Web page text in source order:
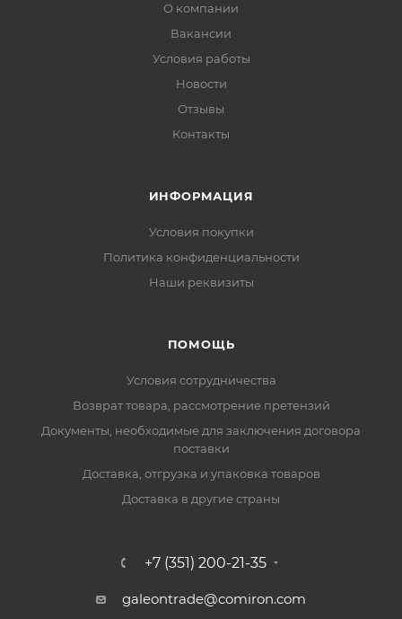
О компании
Вакансии
Условия работы
Новости
Отзывы
Контакты
ИНФОРМАЦИЯ
Условия покупки
Политика конфиденциальности
Наши реквизиты
ПОМОЩЬ
Условия сотрудничества
Возврат товара, рассмотрение претензий
Документы, необходимые для заключения договора
поставки
Доставка, отгрузка и упаковка товаров
Доставка в другие страны
+7 (351) 200-21-35
galeontrade@comiron.com